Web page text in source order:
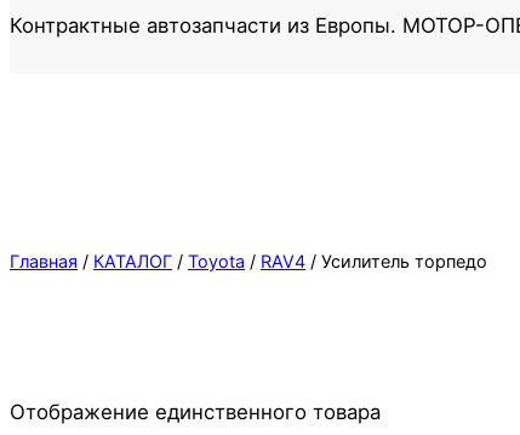
h
Контрактные автозапчасти из Европы. МОТОР-
Главная / КАТАЛОГ / Toyota / RAV4 / Усилитель торпедо
Отображение единственного товара